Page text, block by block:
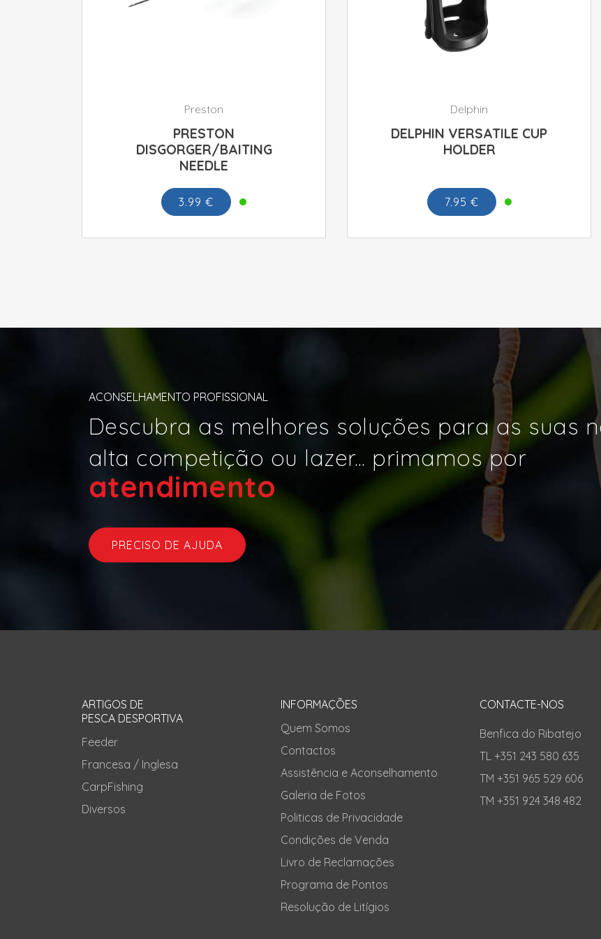
Preston
PRESTON
DISGORGER/BAITING
NEEDLE
3.99 €
Delphin
DELPHIN VERSATILE CUP
HOLDER
7.95 €
ACONSELHAMENTO PROFISSIONAL
Descubra as melhores soluções para as suas
alta competição ou lazer... primamos por
atend|
PRECISO DE AJUDA
ARTIGOS DE
PESCA DESPORTIVA
Feeder
Francesa / Inglesa
CarpFishing
Diversos
INFORMAÇÕES
Quem Somos
Contactos
Assistência e Aconselhamento
Galeria de Fotos
Politicas de Privacidade
Condições de Venda
Livro de Reclamações
Programa de Pontos
Resolução de Litígios
CONTACTE-NOS
Benfica do Ribatejo
TL +351 243 580 635
TM +351 965 529 606
TM +351 924 348 482